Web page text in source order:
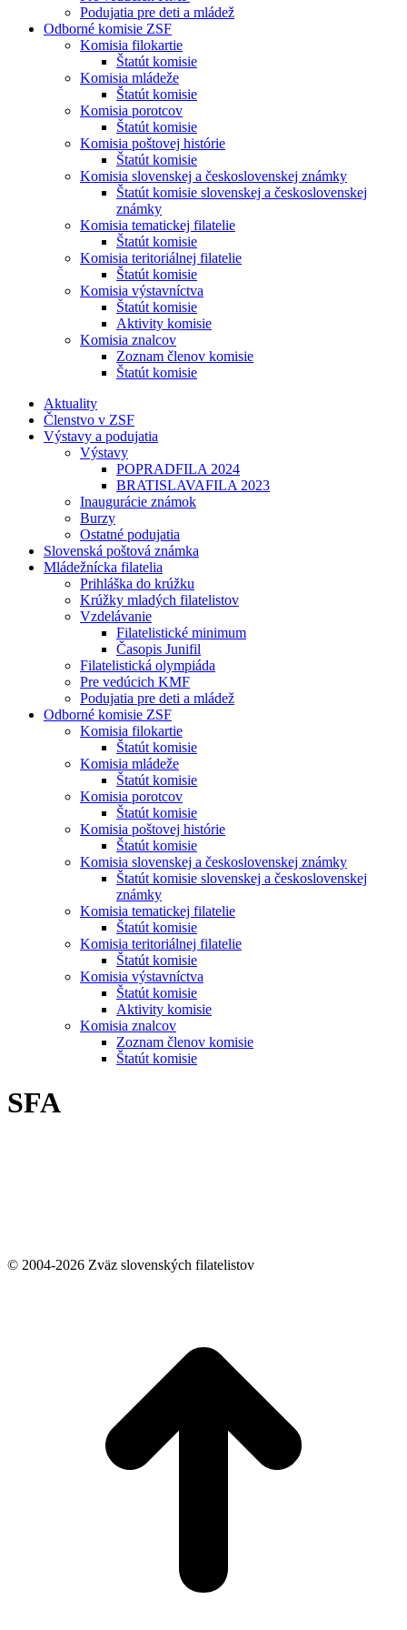
Podujatia pre deti a mládež
Odborné komisie ZSF
Komisia filokartie
Štatút komisie
Komisia mládeže
Štatút komisie
Komisia porotcov
Štatút komisie
Komisia poštovej histórie
Štatút komisie
Komisia slovenskej a československej známky
Štatút komisie slovenskej a československej
známky
Komisia tematickej filatelie
Štatút komisie
Komisia teritoriálnej filatelie
Štatút komisie
Komisia výstavníctva
Štatút komisie
Aktivity komisie
Komisia znalcov
Zoznam členov komisie
Štatút komisie
Aktuality
Členstvo v ZSF
Výstavy a podujatia
Výstavy
POPRADFILA 2024
BRATISLAVAFILA 2023
Inaugurácie známok
Burzy
Ostatné podujatia
Slovenská poštová známka
Mládežnícka filatelia
Prihláška do krúžku
Krúžky mladých filatelistov
Vzdelávanie
Filatelistické minimum
Časopis Junifil
Filatelistická olympiáda
Pre vedúcich KMF
Podujatia pre deti a mládež
Odborné komisie ZSF
Komisia filokartie
Štatút komisie
Komisia mládeže
Štatút komisie
Komisia porotcov
Štatút komisie
Komisia poštovej histórie
Štatút komisie
Komisia slovenskej a československej známky
Štatút komisie slovenskej a československej
známky
Komisia tematickej filatelie
Štatút komisie
Komisia teritoriálnej filatelie
Štatút komisie
Komisia výstavníctva
Štatút komisie
Aktivity komisie
Komisia znalcov
Zoznam členov komisie
Štatút komisie
SFA
© 2004-2026 Zväz slovenských filatelistov